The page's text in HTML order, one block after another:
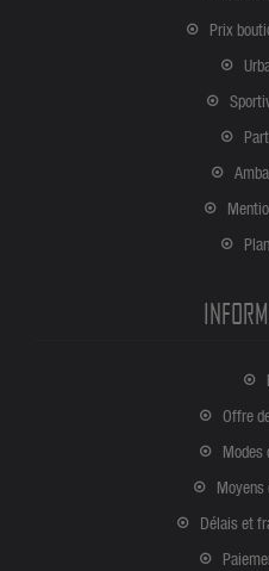
Prix
Offre
Modes
Moyens
Délais et